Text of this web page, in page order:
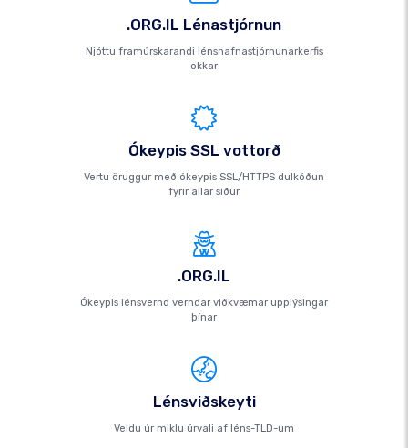
.ORG.IL Lénastjórnun
Njóttu framúrskarandi lénsnafnastjórnunarkerfis
okkar
Ókeypis SSL vottorð
Vertu öruggur með ókeypis SSL/HTTPS dulkóðun
fyrir allar síður
.ORG.IL
Ókeypis lénsvernd verndar viðkvæmar upplýsingar
þínar
Lénsviðskeyti
Veldu úr miklu úrvali af léns-TLD-um